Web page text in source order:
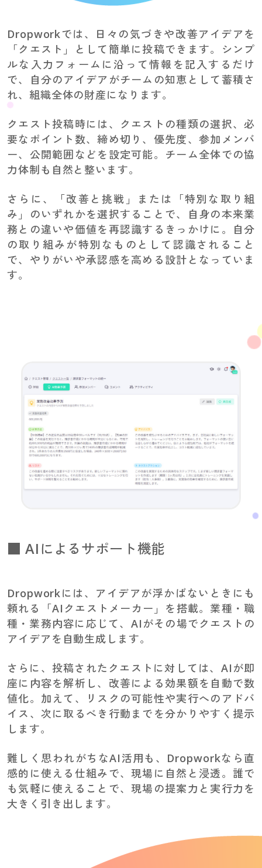
Dropworkでは、日々の気づきや改善アイデアを
「クエスト」として簡単に投稿できます。シンプ
ルな入力フォームに沿って情報を記入するだけ
で、自分のアイデアがチームの知恵として蓄積さ
れ、組織全体の財産になります。
クエスト投稿時には、クエストの種類の選択、必
要なポイント数、締め切り、優先度、参加メンバ
ー、公開範囲などを設定可能。チーム全体での協
力体制も自然と整います。
さらに、「改善と挑戦」または「特別な取り組
み」のいずれかを選択することで、自身の本来業
務との違いや価値を再認識するきっかけに。自分
の取り組みが特別なものとして認識されること
で、やりがいや承認感を高める設計となっていま
す。
■ AIによるサポート機能
Dropworkには、アイデアが浮かばないときにも
頼れる「AIクエストメーカー」を搭載。業種・職
種・業務内容に応じて、AIがその場でクエストの
アイデアを自動生成します。
さらに、投稿されたクエストに対しては、AIが即
座に内容を解析し、改善による効果額を自動で数
値化。加えて、リスクの可能性や実行へのアドバ
イス、次に取るべき行動までを分かりやすく提示
します。
難しく思われがちなAI活用も、Dropworkなら直
感的に使える仕組みで、現場に自然と浸透。誰で
も気軽に使えることで、現場の提案力と実行力を
大きく引き出します。